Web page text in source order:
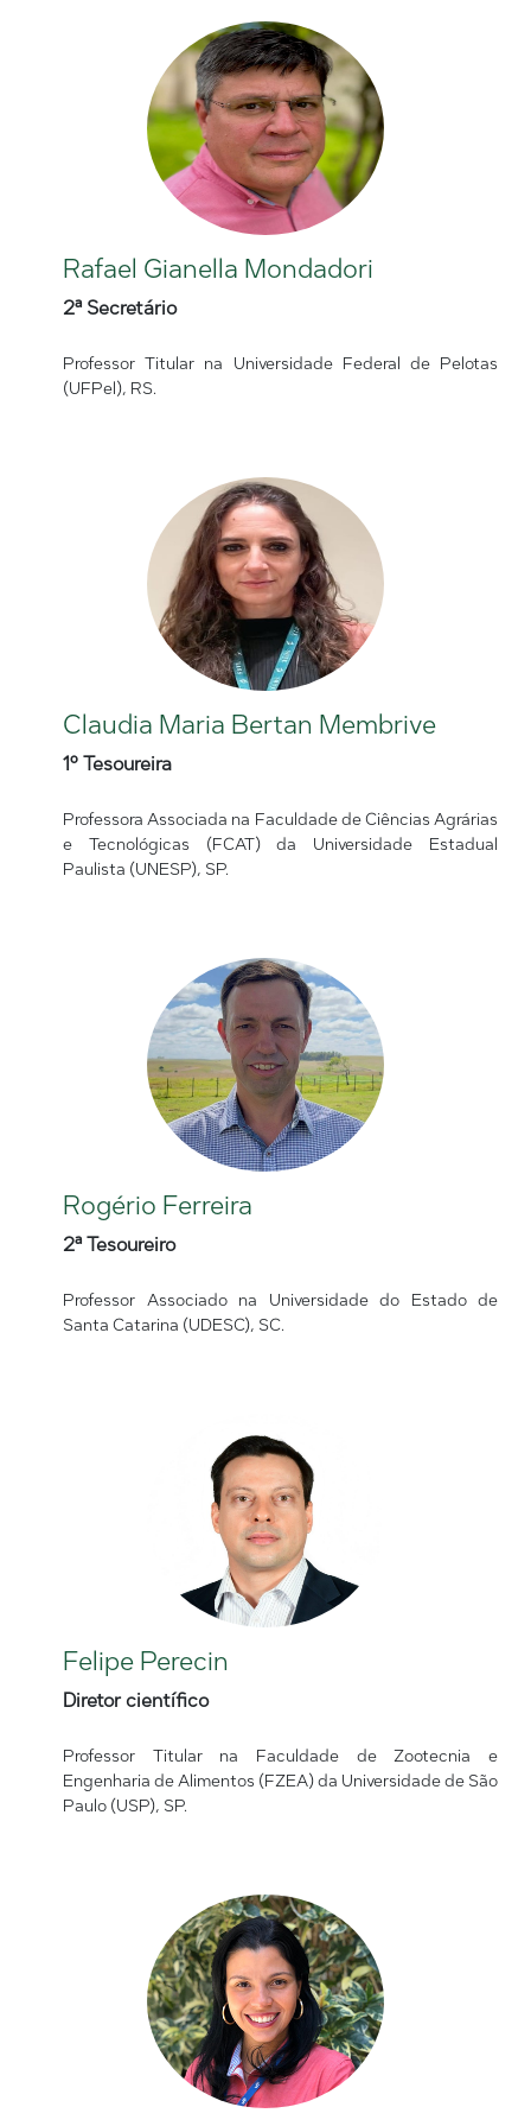
Rafael Gianella Mondadori
2ª Secretário
Professor Titular na Universidade Federal de Pelotas
(UFPel), RS.
Claudia Maria Bertan Membrive
1º Tesoureira
Professora Associada na Faculdade de Ciências Agrárias
e Tecnológicas (FCAT) da Universidade Estadual
Paulista (UNESP), SP.
Rogério Ferreira
2ª Tesoureiro
Professor Associado na Universidade do Estado de
Santa Catarina (UDESC), SC.
Felipe Perecin
Diretor científico
Professor Titular na Faculdade de Zootecnia e
Engenharia de Alimentos (FZEA) da Universidade de São
Paulo (USP), SP.